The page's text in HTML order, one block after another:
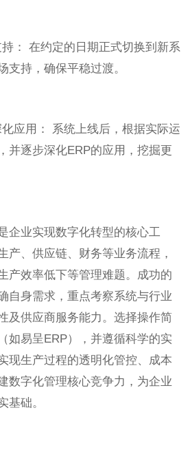
在约定的日期正式切换到新系
支持，确保平稳过渡。
用： 系统上线后，根据实际运
并逐步深化ERP的应用，挖掘更
业实现数字化转型的核心工
产、供应链、财务等业务流程，
产效率低下等管理难题。成功的
自身需求，重点考察系统与行业
及供应商服务能力。选择操作简
如易呈ERP），并遵循科学的实
现生产过程的透明化管控、成本
数字化管理核心竞争力，为企业
基础。